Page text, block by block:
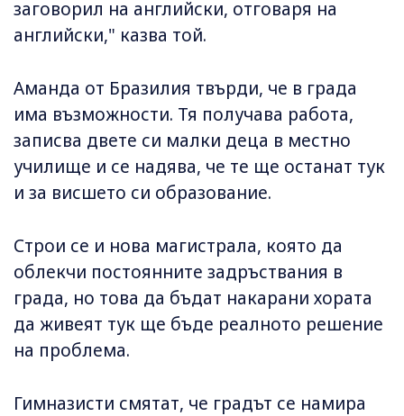
заговорил на английски, отговаря на
английски," казва той.
Аманда от Бразилия твърди, че в града
има възможности. Тя получава работа,
записва двете си малки деца в местно
училище и се надява, че те ще останат тук
и за висшето си образование.
Строи се и нова магистрала, която да
облекчи постоянните задръствания в
града, но това да бъдат накарани хората
да живеят тук ще бъде реалното решение
на проблема.
Гимназисти смятат, че градът се намира